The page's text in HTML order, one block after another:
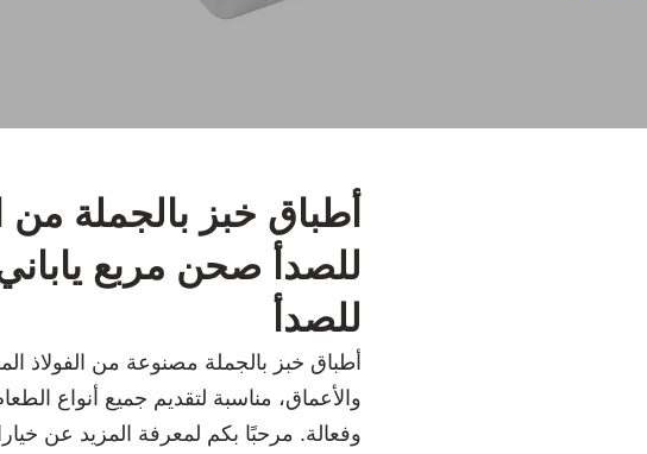
أطباق خبز بالجملة من
للصدأ صحن مربع
للصدأ
أطباق خبز بالجملة مصنوعة من الفولاذ
والأعماق، مناسبة لتقديم جميع أنواع
وفعالة. مرحبًا بكم لمعرفة المزيد عن